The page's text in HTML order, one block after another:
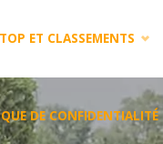
TOP ET CLASSEMENTS
DE CONFIDENTIALITÉ